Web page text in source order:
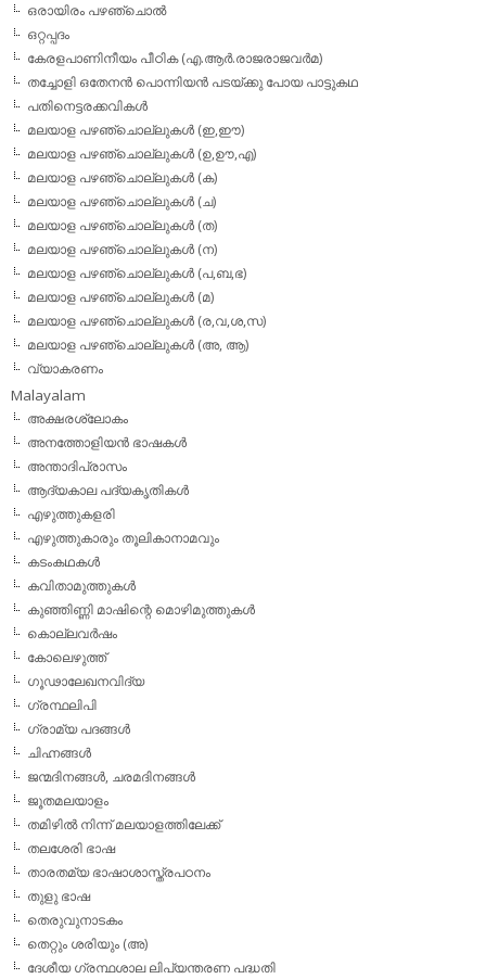
ഒരായിരം പഴഞ്ചൊല്‍
ഒറ്റപ്പദം
കേരളപാണിനീയം പീഠിക (എ.ആര്‍.രാജരാജവര്‍മ)
തച്ചോളി ഒതേനൻ പൊന്നിയൻ പടയ്‌ക്കു പോയ പാട്ടുകഥ
പതിനെട്ടരക്കവികള്‍
മലയാള പഴഞ്ചൊല്ലുകള്‍ (ഇ,ഈ)
മലയാള പഴഞ്ചൊല്ലുകള്‍ (ഉ,ഊ,എ)
മലയാള പഴഞ്ചൊല്ലുകള്‍ (ക)
മലയാള പഴഞ്ചൊല്ലുകള്‍ (ച)
മലയാള പഴഞ്ചൊല്ലുകള്‍ (ത)
മലയാള പഴഞ്ചൊല്ലുകള്‍ (ന)
മലയാള പഴഞ്ചൊല്ലുകള്‍ (പ,ബ,ഭ)
മലയാള പഴഞ്ചൊല്ലുകള്‍ (മ)
മലയാള പഴഞ്ചൊല്ലുകള്‍ (ര,വ,ശ,സ)
മലയാള പഴഞ്ചൊല്ലുകൾ (അ, ആ)
വ്യാകരണം
Malayalam
അക്ഷരശ്ലോകം
അനത്തോളിയന്‍ ഭാഷകള്‍
അന്താദിപ്രാസം
ആദ്യകാല പദ്യകൃതികള്‍
എഴുത്തുകളരി
എഴുത്തുകാരും തൂലികാനാമവും
കടംകഥകള്‍
കവിതാമുത്തുകള്‍
കുഞ്ഞിണ്ണി മാഷിന്റെ മൊഴിമുത്തുകള്‍
കൊല്ലവര്‍ഷം
കോലെഴുത്ത്
ഗൂഢാലേഖനവിദ്യ
ഗ്രന്ഥലിപി
ഗ്രാമ്യ പദങ്ങള്‍
ചിഹ്നങ്ങള്‍
ജന്മദിനങ്ങള്‍, ചരമദിനങ്ങള്‍
ജൂതമലയാളം
തമിഴില്‍ നിന്ന് മലയാളത്തിലേക്ക്
തലശേരി ഭാഷ
താരതമ്യ ഭാഷാശാസ്ത്രപഠനം
തുളു ഭാഷ
തെരുവുനാടകം
തെറ്റും ശരിയും (അ)
ദേശീയ ഗ്രന്ഥശാല ലിപ്യന്തരണ പദ്ധതി